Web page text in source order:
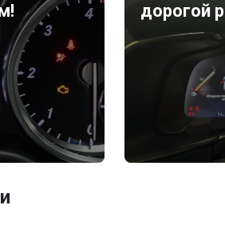
дорогой